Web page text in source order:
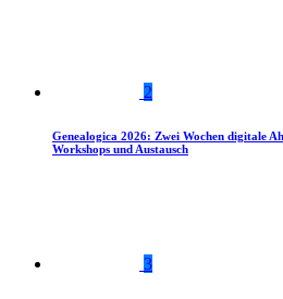
2
Genealogica 2026: Zwei Wochen digitale
Workshops und Austausch
3